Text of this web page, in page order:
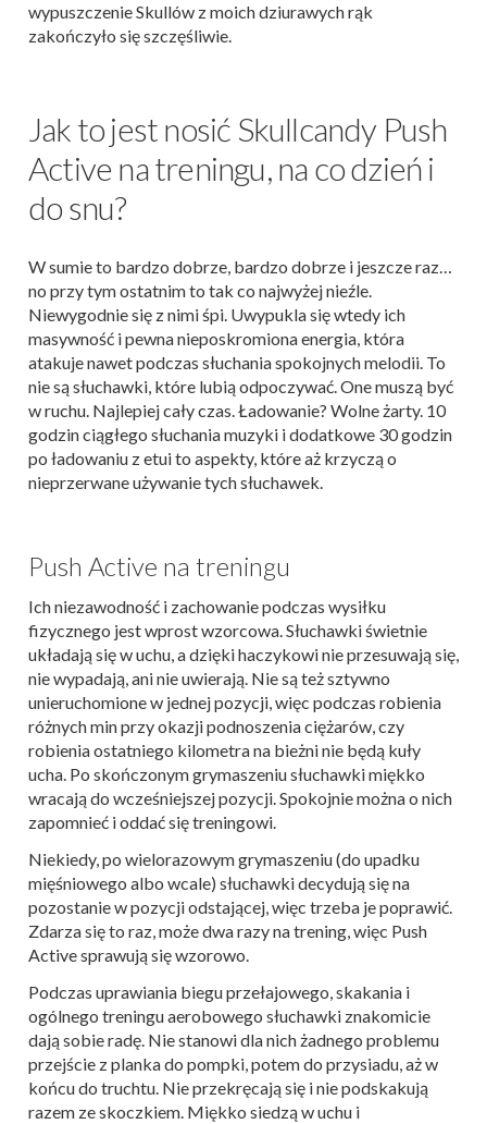
wypuszczenie Skullów z moich dziurawych rąk
zakończyło się szczęśliwie.
Jak to jest nosić Skullcandy Push
Active na treningu, na co dzień i
do snu?
W sumie to bardzo dobrze, bardzo dobrze i jeszcze raz…
no przy tym ostatnim to tak co najwyżej nieźle.
Niewygodnie się z nimi śpi. Uwypukla się wtedy ich
masywność i pewna nieposkromiona energia, która
atakuje nawet podczas słuchania spokojnych melodii. To
nie są słuchawki, które lubią odpoczywać. One muszą być
w ruchu. Najlepiej cały czas. Ładowanie? Wolne żarty. 10
godzin ciągłego słuchania muzyki i dodatkowe 30 godzin
po ładowaniu z etui to aspekty, które aż krzyczą o
nieprzerwane używanie tych słuchawek.
Push Active na treningu
Ich niezawodność i zachowanie podczas wysiłku
fizycznego jest wprost wzorcowa. Słuchawki świetnie
układają się w uchu, a dzięki haczykowi nie przesuwają się,
nie wypadają, ani nie uwierają. Nie są też sztywno
unieruchomione w jednej pozycji, więc podczas robienia
różnych min przy okazji podnoszenia ciężarów, czy
robienia ostatniego kilometra na bieżni nie będą kuły
ucha. Po skończonym grymaszeniu słuchawki miękko
wracają do wcześniejszej pozycji. Spokojnie można o nich
zapomnieć i oddać się treningowi.
Niekiedy, po wielorazowym grymaszeniu (do upadku
mięśniowego albo wcale) słuchawki decydują się na
pozostanie w pozycji odstającej, więc trzeba je poprawić.
Zdarza się to raz, może dwa razy na trening, więc Push
Active sprawują się wzorowo.
Podczas uprawiania biegu przełajowego, skakania i
ogólnego treningu aerobowego słuchawki znakomicie
dają sobie radę. Nie stanowi dla nich żadnego problemu
przejście z planka do pompki, potem do przysiadu, aż w
końcu do truchtu. Nie przekręcają się i nie podskakują
razem ze skoczkiem. Miękko siedzą w uchu i